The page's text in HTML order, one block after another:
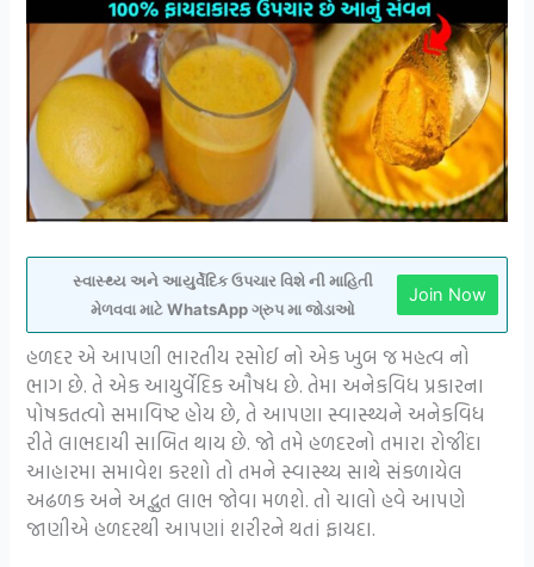
સ્વાસ્થ્ય અને આયુર્વેદિક ઉપચાર વિશે ની માહિતી
મેળવવા માટે WhatsApp ગ્રુપ મા જોડાઓ
Join Now
હળદર એ આપણી ભારતીય રસોઈ નો એક ખુબ જ મહત્વ નો
ભાગ છે. તે એક આયુર્વેદિક ઔષધ છે. તેમા અનેકવિધ પ્રકારના
પોષકતત્વો સમાવિષ્ટ હોય છે, તે આપણા સ્વાસ્થ્યને અનેકવિધ
રીતે લાભદાયી સાબિત થાય છે. જો તમે હળદરનો તમારા રોજીંદા
આહારમા સમાવેશ કરશો તો તમને સ્વાસ્થ્ય સાથે સંકળાયેલ
અઢળક અને અદ્ભુત લાભ જોવા મળશે. તો ચાલો હવે આપણે
જાણીએ હળદરથી આપણાં શરીરને થતાં ફાયદા.